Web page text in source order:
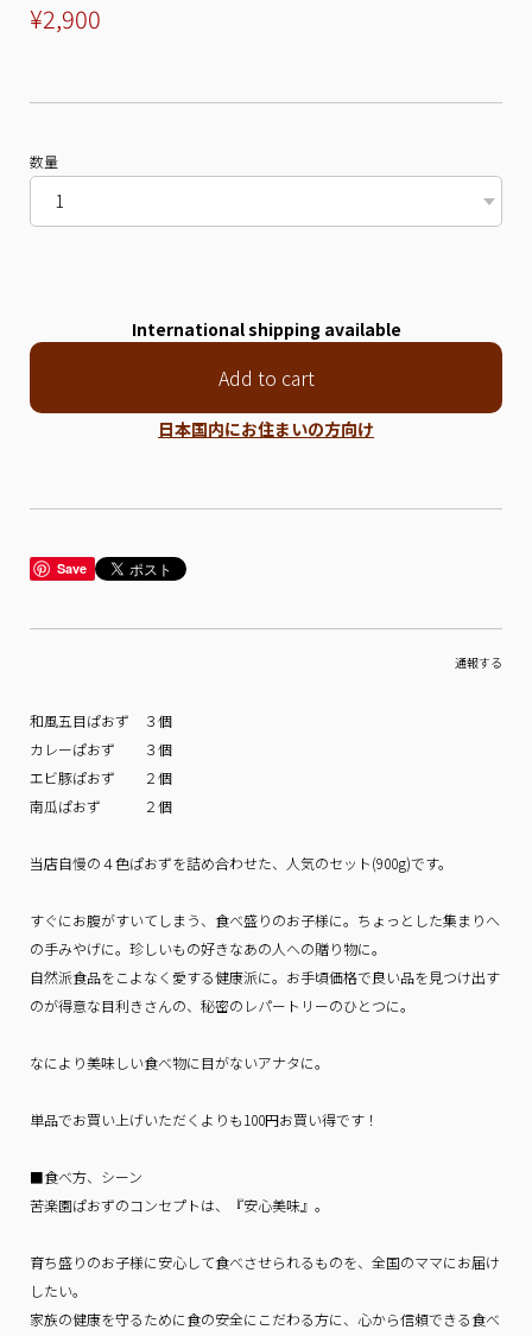
¥2,900
数量
International shipping available
Add to cart
日本国内にお住まいの方向け
Save
通報する
和風五目ぱおず ３個
カレーぱおず ３個
エビ豚ぱおず ２個
南瓜ぱおず ２個
当店自慢の４色ぱおずを詰め合わせた、人気のセット(900g)です。
すぐにお腹がすいてしまう、食べ盛りのお子様に。ちょっとした集まりへ
の手みやげに。珍しいもの好きなあの人への贈り物に。
自然派食品をこよなく愛する健康派に。お手頃価格で良い品を見つけ出す
のが得意な目利きさんの、秘密のレパートリーのひとつに。
なにより美味しい食べ物に目がないアナタに。
単品でお買い上げいただくよりも100円お買い得です！
■食べ方、シーン
苦楽園ぱおずのコンセプトは、『安心美味』。
育ち盛りのお子様に安心して食べさせられるものを、全国のママにお届け
したい。
家族の健康を守るために食の安全にこだわる方に、心から信頼できる食べ